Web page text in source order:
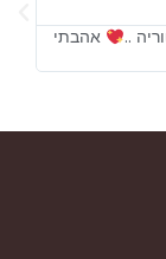
..
אהבתי